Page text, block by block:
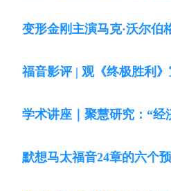
变形金刚主演马克·沃尔伯
福音影评 | 观《终极胜利
学术讲座｜聚慧研究：“经
默想马太福音24章的六个